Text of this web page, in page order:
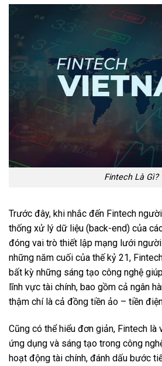
Fintech Là Gì?
Trước đây, khi nhắc đến Fintech
thống xử lý dữ liệu (back-end) của
đóng vai trò thiết lập mạng lưới
những năm cuối của thế kỷ 21,
bất kỳ những sáng tạo công nghệ
lĩnh vực tài chính, bao gồm cả ngân
thậm chí là cả đồng tiền ảo – tiền
Cũng có thể hiểu đơn giản, Fintech
ứng dụng và sáng tạo trong công
hoạt động tài chính, đánh dấu bước